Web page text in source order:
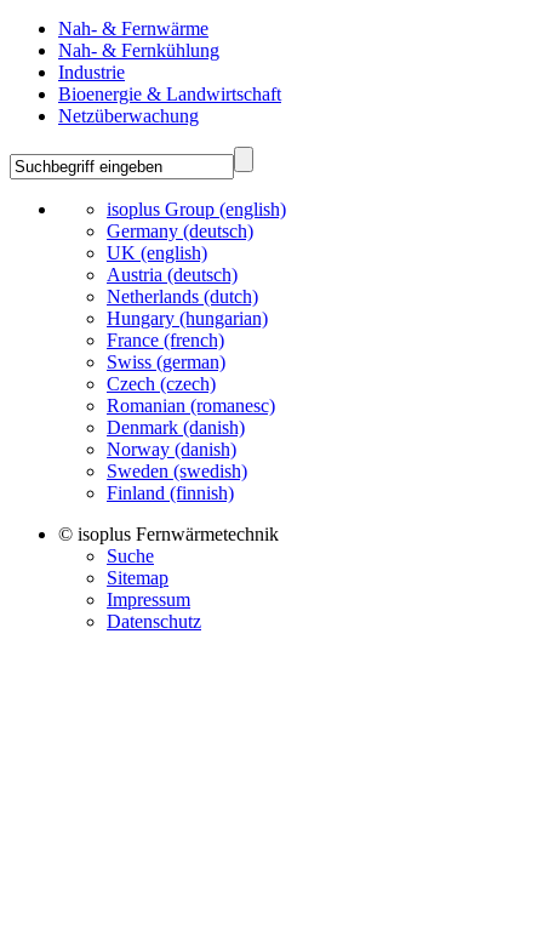
Nah- & Fernwärme
Nah- & Fernkühlung
Industrie
Bioenergie & Landwirtschaft
Netzüberwachung
isoplus Group (english)
Germany (deutsch)
UK (english)
Austria (deutsch)
Netherlands (dutch)
Hungary (hungarian)
France (french)
Swiss (german)
Czech (czech)
Romanian (romanesc)
Denmark (danish)
Norway (danish)
Sweden (swedish)
Finland (finnish)
© isoplus Fernwärmetechnik
Suche
Sitemap
Impressum
Datenschutz